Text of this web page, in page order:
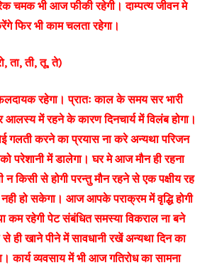
चमक भी आज फीकी रहेगी। दाम्पत्य जीवन मे
फिर भी काम चलता रहेगा।
ता, ती, तू, ते)
रहेगा। प्रातः काल के समय सर भारी
में रहने के कारण दिनचार्य में विलंब होगा।
करने का प्रयास ना करे अन्यथा परिजन
परेशानी में डालेगा। घर मे आज मौन ही रहना
किसी से होगी परन्तु मौन रहने से एक पक्षीय रह
हो सकेगा। आज आपके पराक्रम में वृद्धि होगी
कम रहेगी पेट संबंधित समस्या विकराल ना बने
ही खाने पीने में सावधानी रखें अन्यथा दिन का
कार्य व्यवसाय में भी आज गतिरोध का सामना